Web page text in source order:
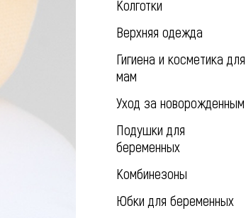
Колготки
Верхняя одежда
Гигиена и косметика для
мам
Уход за новорожденным
Подушки для
беременных
Комбинезоны
Юбки для беременных